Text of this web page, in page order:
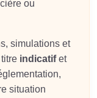
ou
simulations et
indicatifet
situation